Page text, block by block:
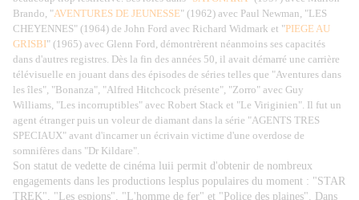
Brando, "AVENTURES DE JEUNESSE" (1962) avec Paul Newman, "LES
CHEYENNES" (1964) de John Ford avec Richard Widmark et "PIEGE AU
GRISBI" (1965) avec Glenn Ford, démontrèrent néanmoins ses capacités
dans d'autres registres. Dès la fin des années 50, il avait démarré une carrière
télévisuelle en jouant dans des épisodes de séries telles que "Aventures dans
les îles", "Bonanza", "Alfred Hitchcock présente", "Zorro" avec Guy
Williams, "Les incorruptibles" avec Robert Stack et "Le Viriginien". Il fut un
agent étranger puis un voleur de diamant dans la série "AGENTS TRES
SPECIAUX" avant d'incarner un écrivain victime d'une overdose de
somnifères dans "Dr Kildare".
Son statut de vedette de cinéma luii permit d'obtenir de nombreux
engagements dans les productions lesplus populaires du moment : "STAR
TREK", "Les espions", "L'homme de fer" et "Police des plaines". Dans